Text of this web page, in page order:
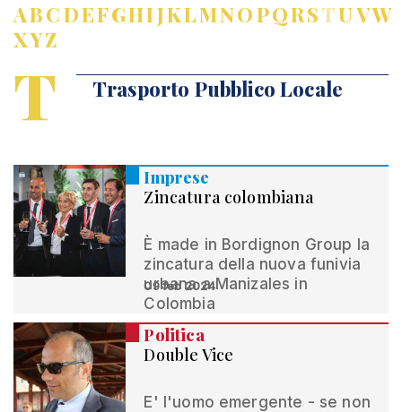
ABCDEFGHIJKLMNOPQRSTUVW
XYZ
T Trasporto Pubblico Locale
Imprese
Zincatura colombiana
È made in Bordignon Group la
zincatura della nuova funivia
urbana a Manizales in
Colombia
09 feb 2024
Politica
Double Vice
E' l'uomo emergente - se non